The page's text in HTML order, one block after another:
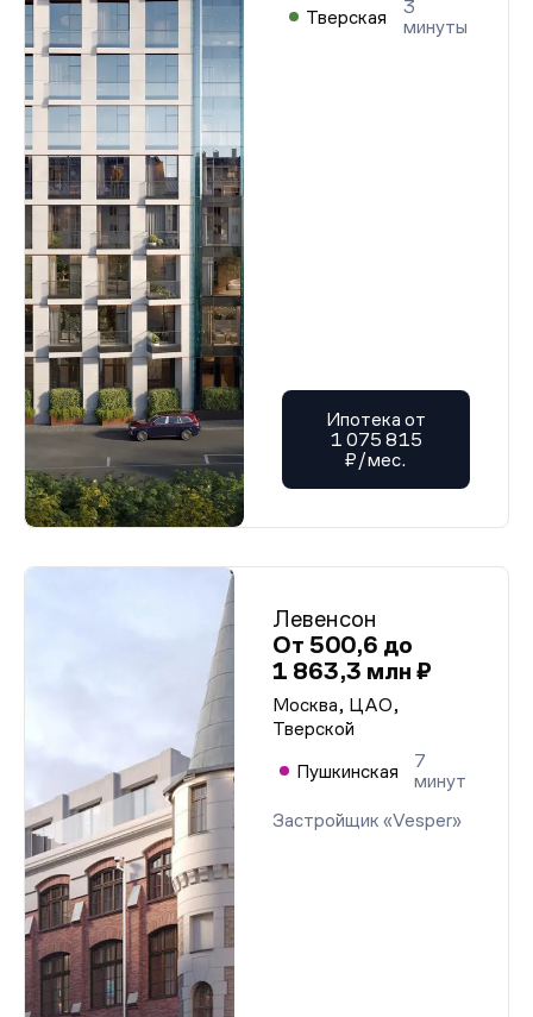
Тверская
3
минуты
Ипотека от
1 075 815
₽/мес.
Левенсон
От 500,6 до
1 863,3 млн ₽
Москва, ЦАО,
Тверской
Пушкинская
7
минут
Застройщик «Vesper»